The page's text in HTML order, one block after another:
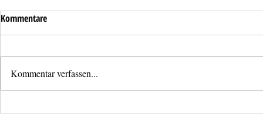
Kommentare
Kommentar verfassen...